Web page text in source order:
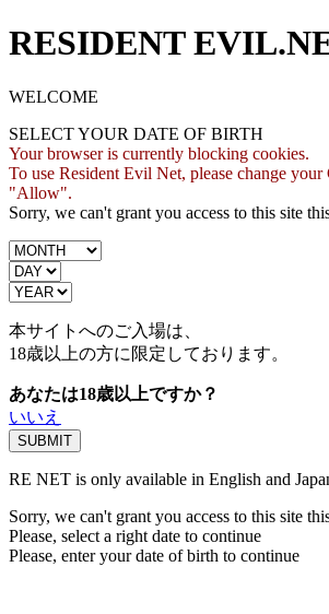
RESIDENT
WELCOME
SELECT YOUR DATE OF BIRTH
Your browser is currently blocking cookies.
To use Resident Evil Net, please change your
"Allow".
Sorry, we can't grant you access to this site
本サイトへのご入場は、
18歳以上の方に限定しております。
あなたは18歳以上ですか？
いいえ
RE NET is only available in English and
Sorry, we can't grant you access to this site
Please, select a right date to continue
Please, enter your date of birth to continue